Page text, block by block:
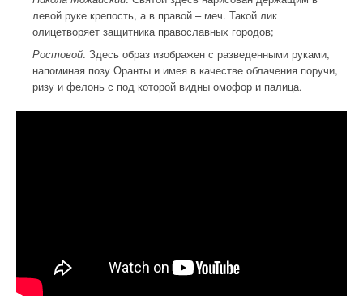
левой руке крепость, а в правой – меч. Такой лик
олицетворяет защитника православных городов;
Ростовой. Здесь образ изображен с разведенными руками,
напоминая позу Оранты и имея в качестве облачения поручи,
ризу и фелонь с под которой видны омофор и палица.